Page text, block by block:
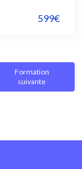
599€
Formation
suivante